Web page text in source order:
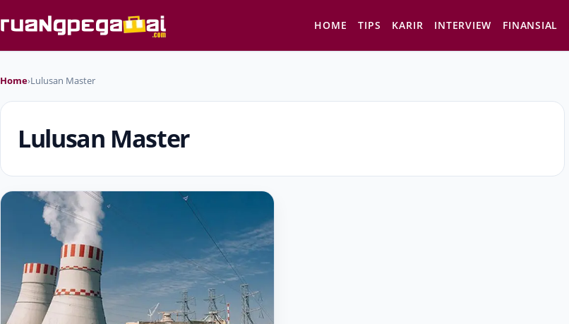
HOME TIPS KARIR INTERVIEW FINANSIAL
Home›Lulusan Master
Lulusan Master